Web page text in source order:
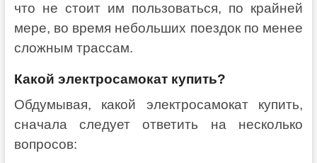
что не стоит им пользоваться, по крайней
мере, во время небольших поездок по менее
сложным трассам.
Какой электросамокат купить?
Обдумывая, какой электросамокат купить,
сначала следует ответить на несколько
вопросов: